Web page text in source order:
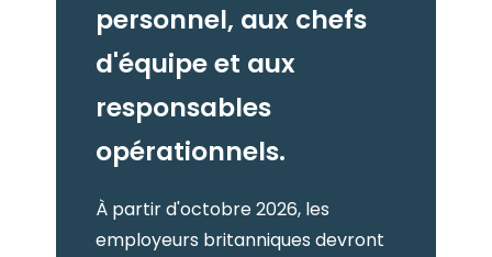
personnel, aux chefs
d'équipe et aux
responsables
opérationnels.
À partir d'octobre 2026, les
employeurs britanniques devront